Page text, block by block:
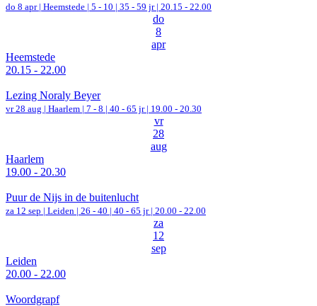
do 8 apr | Heemstede | 5 - 10 | 35 - 59 jr | 20.15 - 22.00
do
8
apr
Heemstede
20.15 - 22.00
Lezing Noraly Beyer
vr 28 aug | Haarlem | 7 - 8 | 40 - 65 jr | 19.00 - 20.30
vr
28
aug
Haarlem
19.00 - 20.30
Puur de Nijs in de buitenlucht
za 12 sep | Leiden | 26 - 40 | 40 - 65 jr | 20.00 - 22.00
za
12
sep
Leiden
20.00 - 22.00
Woordgrapf